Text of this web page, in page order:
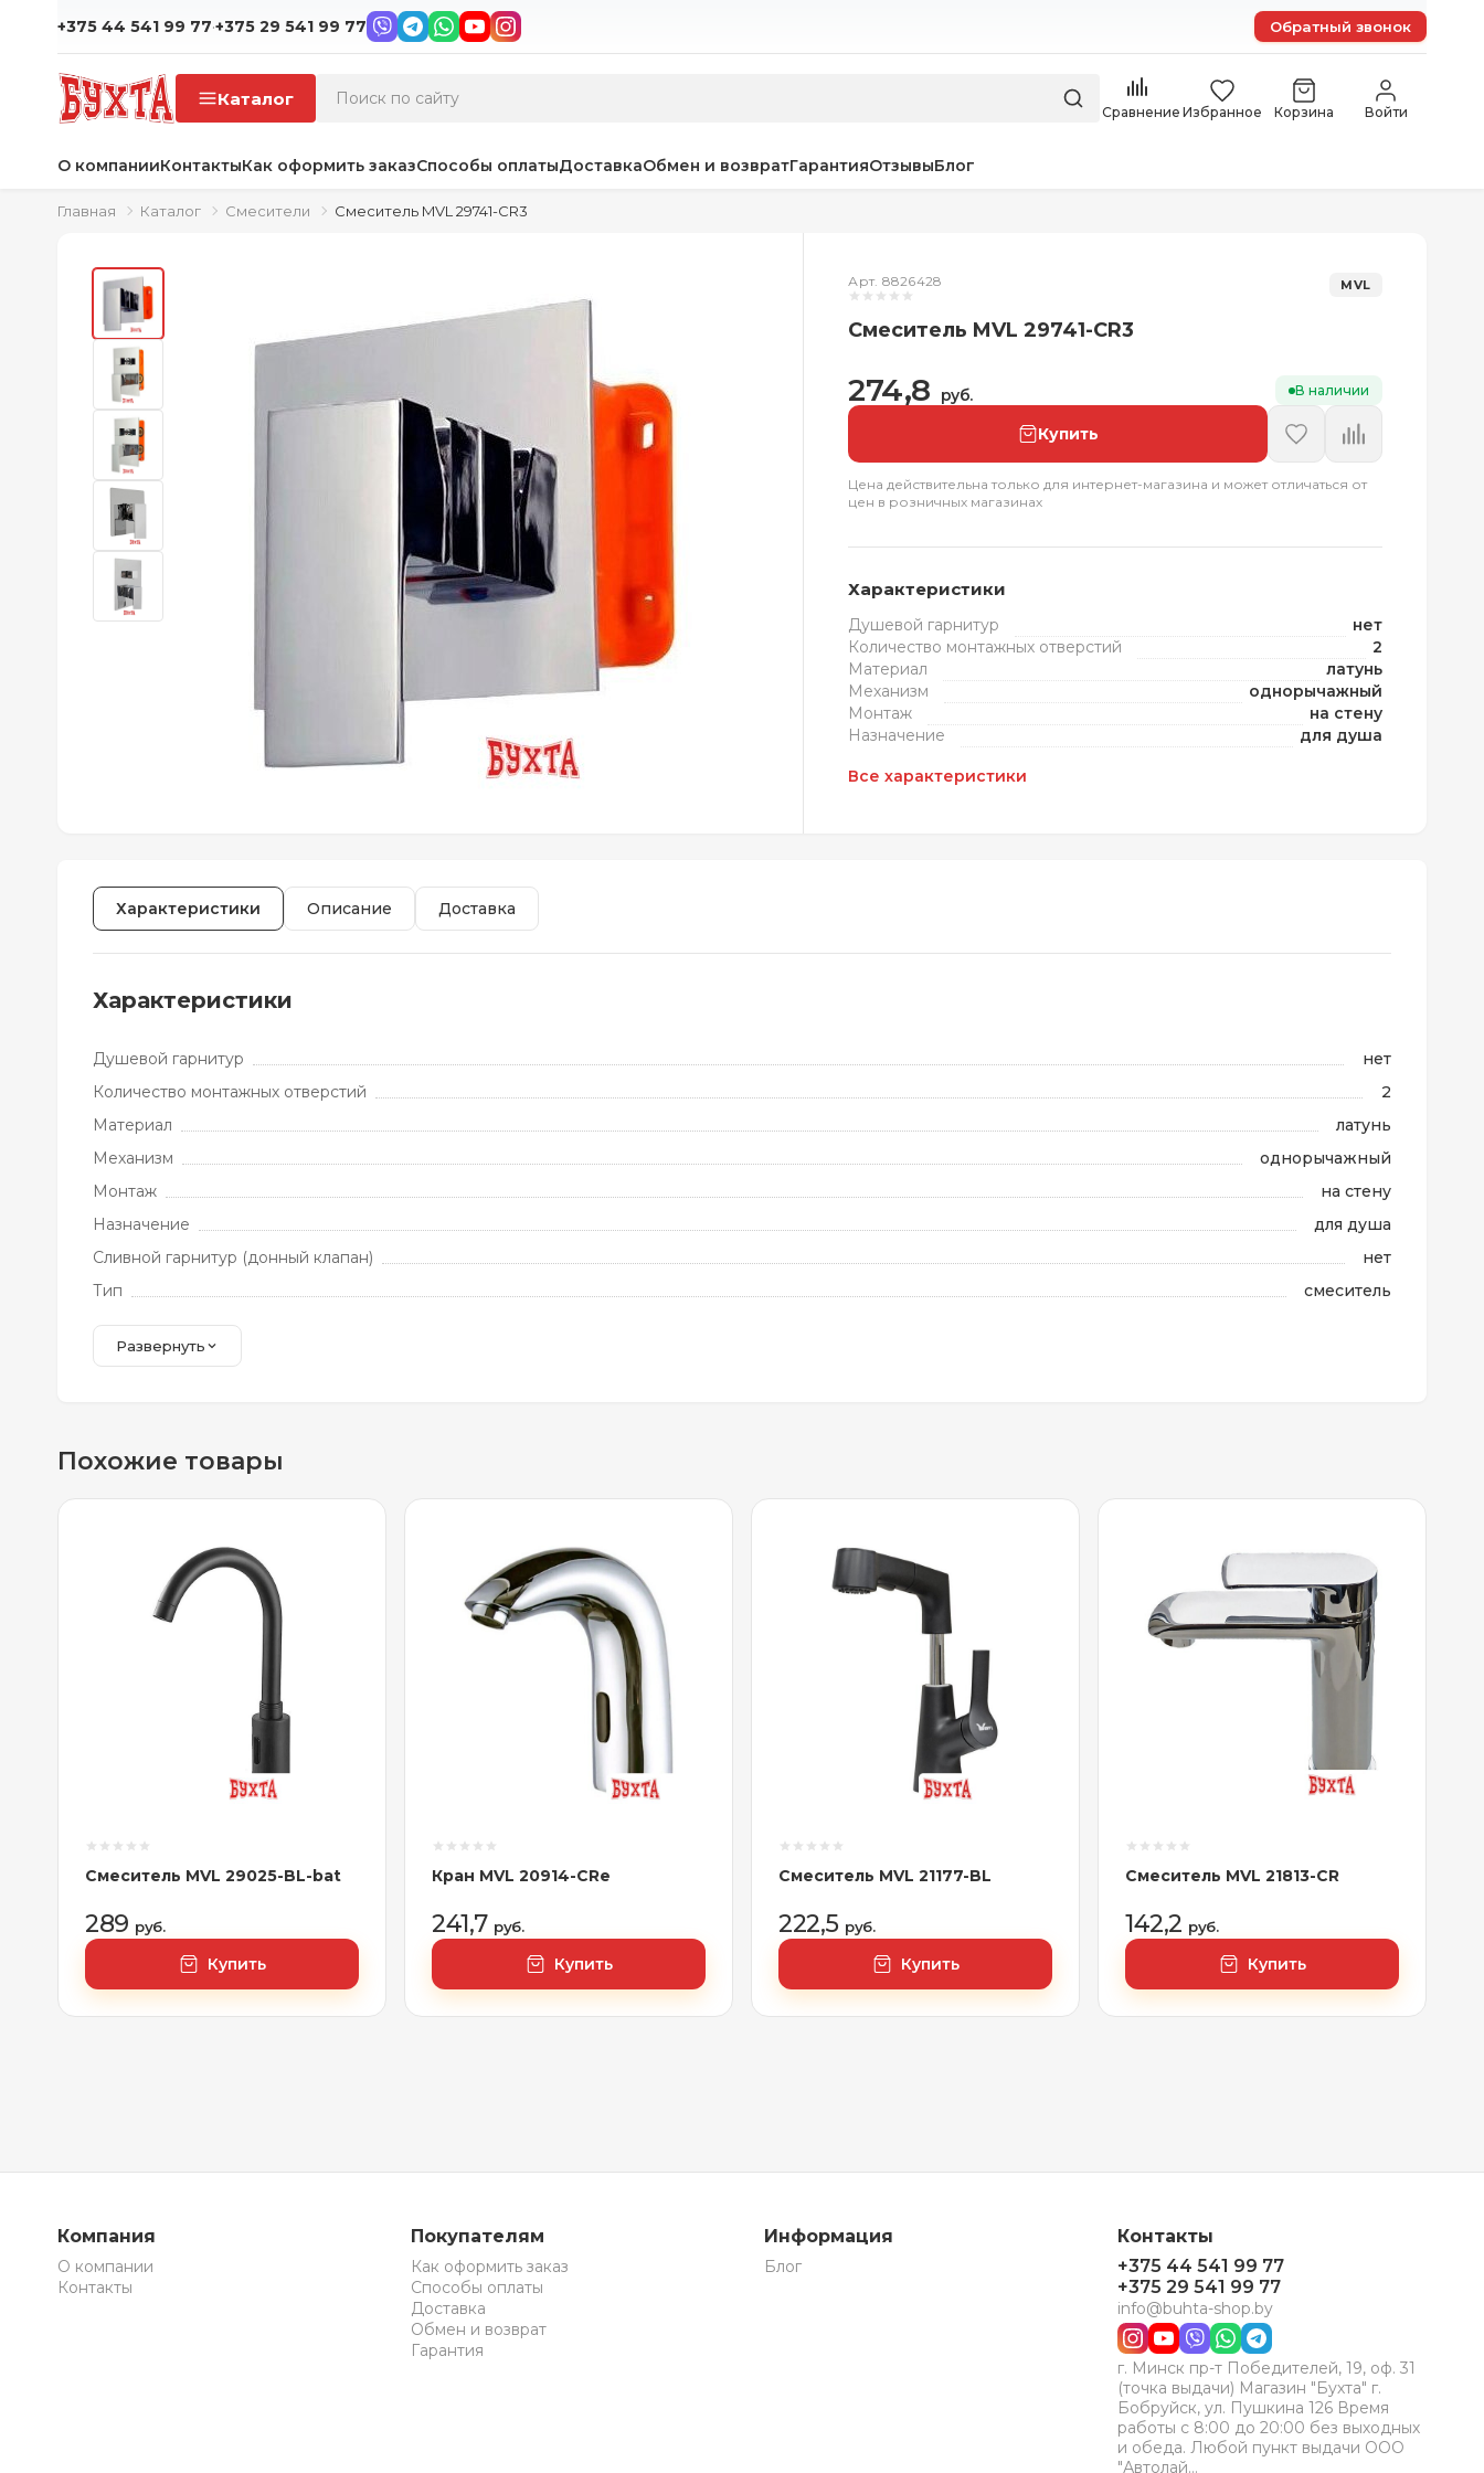
+375 44 541 99 77·+375 29 541 99 77 Обратный звонок
Каталог
Сравнение Избранное Корзина Войти
О компанииКонтактыКак оформить заказСпособы оплатыДоставкаОбмен и возвратГарантияОтзывыБлог
Главная Каталог Смесители Смеситель MVL 29741-CR3
Арт. 8826428 MVL
Смеситель MVL 29741-CR3
274,8 руб. В наличии
Купить
Цена действительна только для интернет-магазина и может отличаться от
цен в розничных магазинах
Характеристики
Душевой гарнитур
нет
Количество монтажных отверстий
2
Материал
латунь
Механизм
однорычажный
Монтаж
на стену
Назначение
для душа
Все характеристики
Характеристики Описание Доставка
Характеристики
Душевой гарнитур
нет
Количество монтажных отверстий
2
Материал
латунь
Механизм
однорычажный
Монтаж
на стену
Назначение
для душа
Сливной гарнитур (донный клапан)
нет
Тип
смеситель
Развернуть
Похожие товары
Смеситель MVL 29025-BL-bat
289 руб.
Купить
Кран MVL 20914-CRe
241,7 руб.
Купить
Смеситель MVL 21177-BL
222,5 руб.
Купить
Смеситель MVL 21813-CR
142,2 руб.
Купить
Компания
О компании
Контакты
Покупателям
Как оформить заказ
Способы оплаты
Доставка
Обмен и возврат
Гарантия
Информация
Блог
Контакты
+375 44 541 99 77
+375 29 541 99 77
info@buhta-shop.by
г. Минск пр-т Победителей, 19, оф. 31
(точка выдачи) Магазин "Бухта" г.
Бобруйск, ул. Пушкина 126 Время
работы с 8:00 до 20:00 без выходных
и обеда. Любой пункт выдачи ООО
"Автолай…